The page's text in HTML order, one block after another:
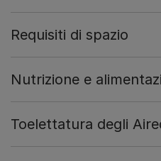
Requisiti di spazio
Nutrizione e
Toelettatura degli